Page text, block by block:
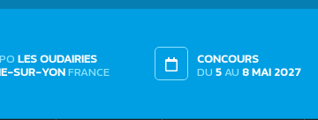
LES OUDAIRIES
SUR-YONFRANCE
CONCOURS
DU 5AU 8 MAI 2027